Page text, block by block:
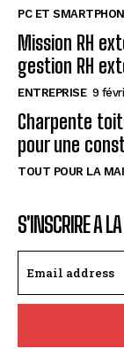
PC ET
Mission RH
gestion RH
ENTREPRISE 9
Charpente
pour une
TOUT POUR LA
S'INSCRIRE A